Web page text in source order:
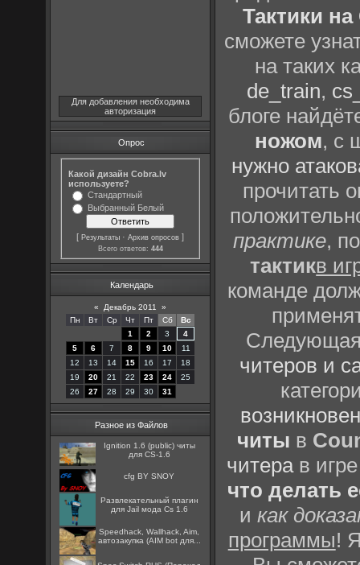
Для добавления необходима
авторизация
Опрос
Какой дизайн Cobra.lv
используете?
Стандартный
Выбранный Белый
[Результаты ·Архив опросов ]
Всего ответов: 444
Календарь
« Декабрь 2011
»
Пн
Вт Ср Чт Пт Сб
Вс
1
2 3
4
5
6 7 8 9 10
11
12
13 14 15 16 17
18
19
20 21 22 23 24
25
26
27 28 29 30 31
Разное из Файлов
Ignition 1.6 (public) читы
для CS-1.6
cfg BY SNOY
Развлекательный плагин
для Jail мода Cs 1.6
Speedhack, Wallhack, Aim,
автозакупка (AIM bot для...
Тактики
сможете
на таких
de_train,
блоге
ножом, с
нужно
прочитать
практике,
тактикв
команде
Следующая
читеров и
читы в
читерав
что делать
икак
программы!